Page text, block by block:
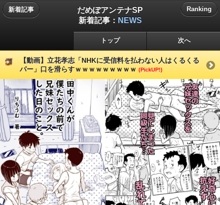
新着記事
だめぽアンテナSP
新着記事： NEWS
Ranking
トップ 次へ
【動画】立花孝志「NHKに受信料を払わない人はくるくる
パー」口を滑らすｗｗｗｗｗｗｗｗｗ (PickUP!)